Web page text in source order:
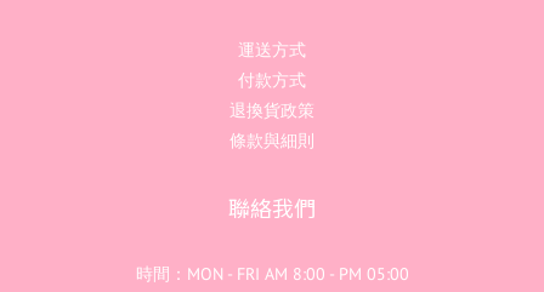
運送方式
付款方式
退換貨政策
條款與細則
聯絡我們
時間：MON - FRI AM 8:00 - PM 05:00